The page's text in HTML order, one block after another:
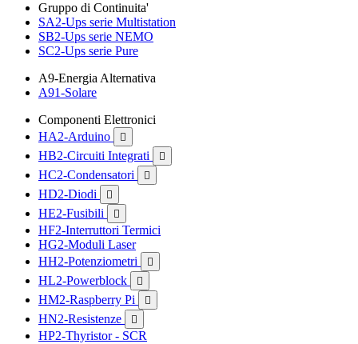
Gruppo di Continuita'
SA2-Ups serie Multistation
SB2-Ups serie NEMO
SC2-Ups serie Pure
A9-Energia Alternativa
A91-Solare
Componenti Elettronici
HA2-Arduino

HB2-Circuiti Integrati 
HC2-Condensatori 
HD2-Diodi 
HE2-Fusibili 
HF2-Interruttori Termici
HG2-Moduli Laser
HH2-Potenziometri

HL2-Powerblock 
HM2-Raspberry Pi 
HN2-Resistenze 
HP2-Thyristor - SCR